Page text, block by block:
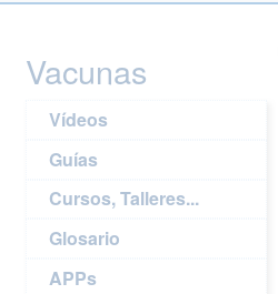
Vacunas
Vídeos
Guías
Cursos, Talleres...
Glosario
APPs